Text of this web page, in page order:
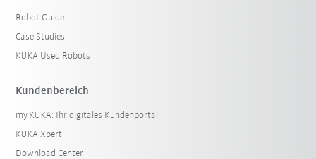
Robot Guide
Case Studies
KUKA Used Robots
Kundenbereich
my.KUKA: Ihr digitales Kundenportal
KUKA Xpert
Download Center